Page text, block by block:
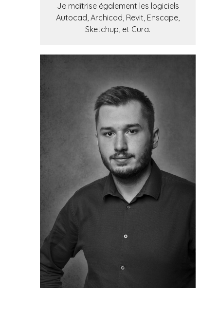
Je maîtrise également les logiciels
Autocad, Archicad, Revit, Enscape,
Sketchup, et Cura.